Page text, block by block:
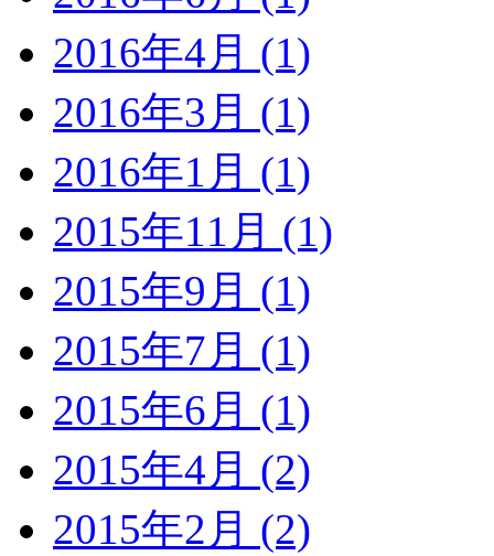
2016年4月 (1)
2016年3月 (1)
2016年1月 (1)
2015年11月 (1)
2015年9月 (1)
2015年7月 (1)
2015年6月 (1)
2015年4月 (2)
2015年2月 (2)